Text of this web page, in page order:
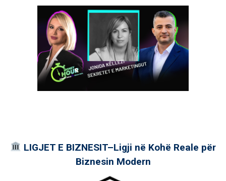
LIGJET E BIZNESIT–Ligji në Kohë Reale për
Biznesin Modern